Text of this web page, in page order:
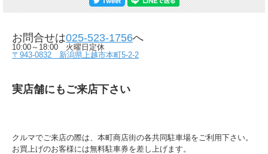
お問合せは025-523-1756へ
10:00～18:00 火曜日定休
〒943-0832 新潟県上越市本町5-2-2
実店舗にもご来店下さい
クルマでご来店の際は、本町商店街の各共同駐車場をご利用下さい。
お買上げのお客様には無料駐車券を差し上げます。